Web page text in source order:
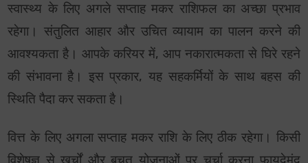
स्वास्थ्य के लिए अगले सप्ताह मकर राशिफल का अच्छा प्रभाव
रहेगा। संतुलित आहार और उचित व्यायाम का पालन करने की
आवश्यकता है। आपके करियर में, आप नकारात्मकता से घिरे रहने
की संभावना है। इस प्रकार, यह सहकर्मियों के साथ बहस की
स्थिति पैदा कर सकता है।
वित्त के लिए अगला सप्ताह मकर राशि के लिए ठीक रहेगा। किसी